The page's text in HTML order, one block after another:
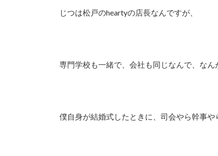
じつは松戸のheartyの店長なんですが、
専門学校も一緒で、会社も同じなんで、なん
僕自身が結婚式したときに、司会やら幹事や